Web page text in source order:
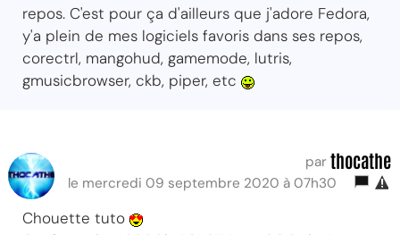
repos. C'est pour ça d'ailleurs que j'adore Fedora,
y'a plein de mes logiciels favoris dans ses repos,
corectrl, mangohud, gamemode, lutris,
gmusicbrowser, ckb, piper, etc
par thocathe
le mercredi 09 septembre 2020 à 07h30
Chouette tuto